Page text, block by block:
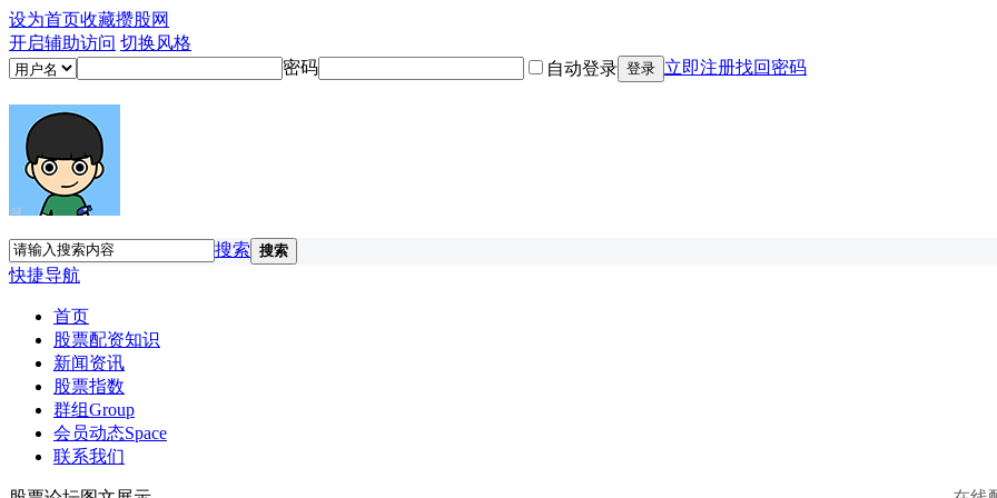
设为首页收藏攒股网
开启辅助访问 切换风格
密码
自动登录 登录 立即注册找回密码
搜索 搜索
快捷导航
首页
股票配资知识
新闻资讯
股票指数
群组Group
会员动态Space
联系我们